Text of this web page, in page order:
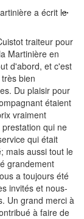
liste
d’or
a écrit le
traiteur pour
Martinière en
d'abord, et c'est
bien
Du plaisir pour
étaient
vraiment
qui ne
qui était
mais aussi tout le
grandement
a toujours été
invités et nous-
Un grand merci à
à faire de
...